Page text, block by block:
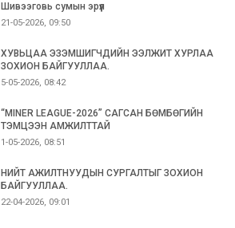
Шивээговь сумын эрүүл
21-05-2026, 09:50
ХУВЬЦАА ЭЗЭМШИГЧДИЙН ЭЭЛЖИТ ХУРЛАА
ЗОХИОН БАЙГУУЛЛАА.
5-05-2026, 08:42
“MINER LEAGUE-2026” САГСАН БӨМБӨГИЙН
ТЭМЦЭЭН АМЖИЛТТАЙ
1-05-2026, 08:51
НИЙТ АЖИЛТНУУДЫН СУРГАЛТЫГ ЗОХИОН
БАЙГУУЛЛАА.
22-04-2026, 09:01